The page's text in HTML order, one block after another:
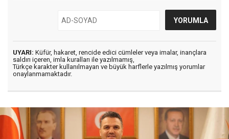
UYARI: Küfür, hakaret, rencide edici cümleler veya imalar, inançlara
saldırı içeren, imla kuralları ile yazılmamış,
Türkçe karakter kullanılmayan ve büyük harflerle yazılmış yorumlar
onaylanmamaktadır.